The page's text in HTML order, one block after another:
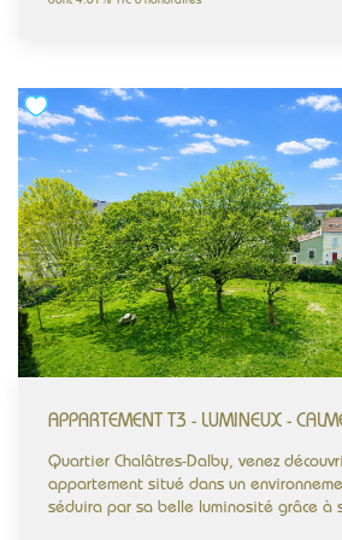
atmosphère chaleureuse et élégante. L'immeuble complète
l'ensemble avec une façade de
communes récemment rénovées, le
copropriété bien entretenue. Un local
disposition, pratique et recherché dans le
projet est notre priorité. BVBA
Acheter Immobilier Agréée EXPERT
bvbaimmobilier.com #AppartementT2 #CentreVille
#AppartementTraversant
#ProcheCommodites
Quartier Chalâtres-Dalby, venez
appartement situé dans un
séduira par sa belle luminosité grâce à